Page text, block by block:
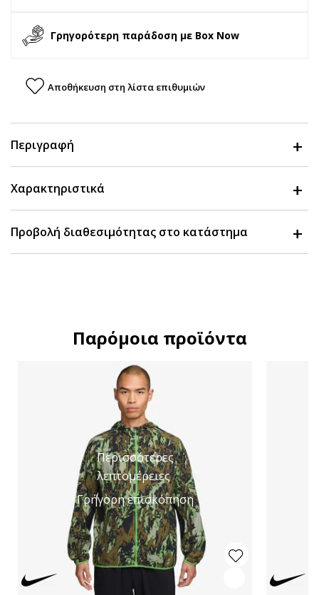
Γρηγορότερη παράδοση με Box Now
Αποθήκευση στη λίστα επιθυμιών
Περιγραφή
Χαρακτηριστικά
Προβολή διαθεσιμότητας στο κατάστημα
Παρόμοια προϊόντα
Περισσότερες
λεπτομέρειες
Γρήγορη επισκόπηση